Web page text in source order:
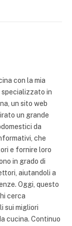
con la mia
in
un sito web
un grande
da
che
e fornire loro
in grado di
aiutandoli a
Oggi, questo
cerca
sui migliori
cucina. Continuo